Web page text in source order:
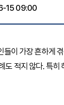
15 09:00
이 가장 흔하게
도 적지 않다. 특